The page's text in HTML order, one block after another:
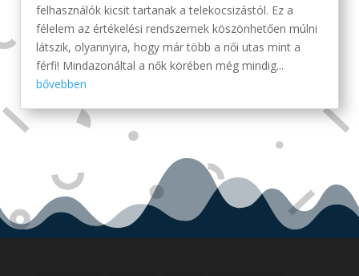
felhasználók kicsit tartanak a telekocsizástól. Ez a
félelem az értékelési rendszernek köszönhetően múlni
látszik, olyannyira, hogy már több a női utas mint a
férfi! Mindazonáltal a nők körében még mindig...
bővebben